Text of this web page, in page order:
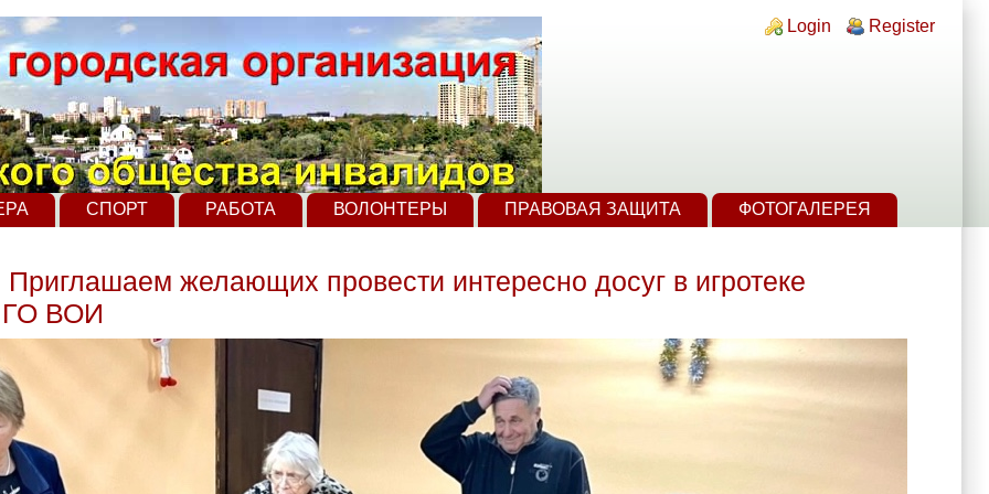
Login links
Login Register
СПОРТ РАБОТА ВОЛОНТЕРЫ ПРАВОВАЯ ЗАЩИТА ФОТОГАЛЕРЕЯ
Приглашаем желающих провести интересно досуг в игротеке
ГО ВОИ